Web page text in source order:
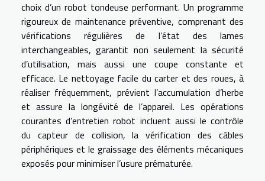
choix d’un robot tondeuse performant. Un programme
rigoureux de maintenance préventive, comprenant des
vérifications régulières de l’état des lames
interchangeables, garantit non seulement la sécurité
d’utilisation, mais aussi une coupe constante et
efficace. Le nettoyage facile du carter et des roues, à
réaliser fréquemment, prévient l’accumulation d’herbe
et assure la longévité de l’appareil. Les opérations
courantes d’entretien robot incluent aussi le contrôle
du capteur de collision, la vérification des câbles
périphériques et le graissage des éléments mécaniques
exposés pour minimiser l’usure prématurée.